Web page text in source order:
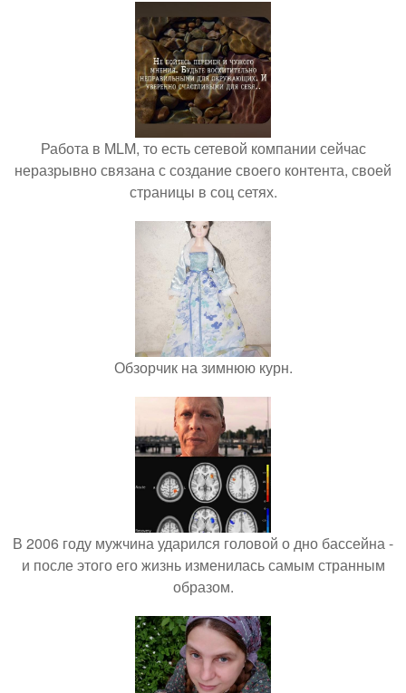
Работа в MLM, то есть сетевой компании сейчас
неразрывно связана с создание своего контента, своей
страницы в соц сетях.
Обзорчик на зимнюю курн.
В 2006 году мужчина ударился головой о дно бассейна -
и после этого его жизнь изменилась самым странным
образом.